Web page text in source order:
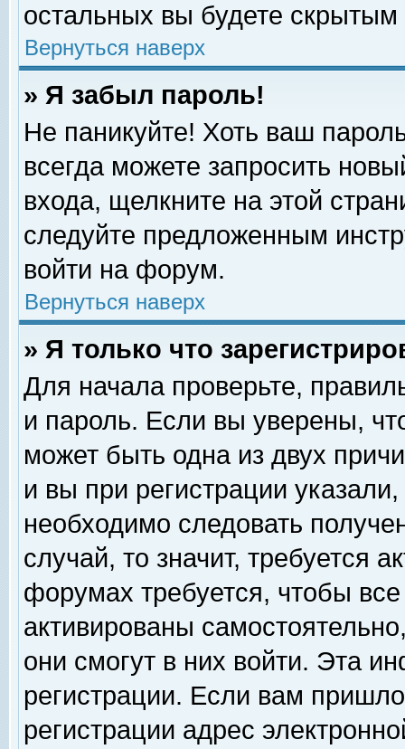
остальных вы будете скрытым
Вернуться наверх
» Я забыл пароль!
Не паникуйте! Хоть ваш
всегда можете запросить
входа, щелкните на этой
следуйте предложенным
войти на форум.
Вернуться наверх
» Я только что
Для начала проверьте,
и пароль. Если вы уверены,
может быть одна из двух
и вы при регистрации
необходимо следовать
случай, то значит, требуется
форумах требуется, чтобы
активированы
они смогут в них войти. Эта
регистрации. Если вам
регистрации адрес